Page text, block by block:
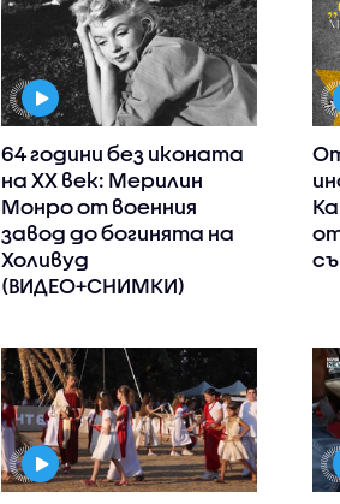
64 години без иконата
на XX век: Мерилин
Монро от военния
завод до богинята на
Холивуд
(ВИДЕО+СНИМКИ)